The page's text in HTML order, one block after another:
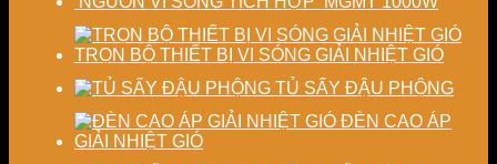
TRỌN BỘ THIẾT BỊ VI SÓNG GIẢI NHIỆT GIÓ
TỦ SẤY ĐẬU PHỘNG
ĐÈN CAO ÁP
GIẢI NHIỆT GIÓ